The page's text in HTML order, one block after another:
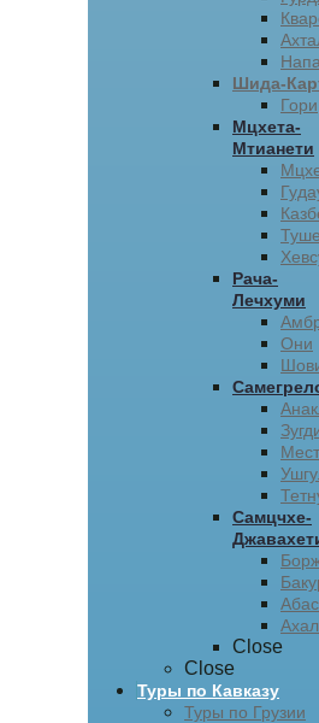
Шида-
Гори
Мцхета-
Мтианети
Рача-
Лечхуми
Они
Самцчхе-
Close
Close
Туры по Кавказу
Туры по Грузии